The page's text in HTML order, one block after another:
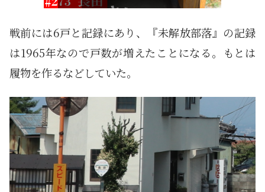
戦前には6戸と記録にあり、『未解放部落』の記録
は1965年なので戸数が増えたことになる。もとは
履物を作るなどしていた。